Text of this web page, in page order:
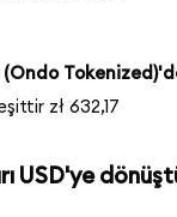
zł 632,17
USD'ye